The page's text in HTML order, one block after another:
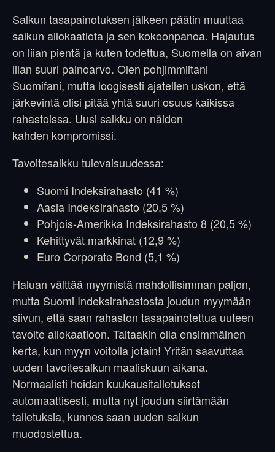
Salkun tasapainotuksen jälkeen päätin muuttaa
salkun allokaatiota ja sen kokoonpanoa. Hajautus
on liian pientä ja kuten todettua, Suomella on aivan
liian suuri painoarvo. Olen pohjimmiltani
Suomifani, mutta loogisesti ajatellen uskon, että
järkevintä olisi pitää yhtä suuri osuus kaikissa
rahastoissa. Uusi salkku on näiden
kahden kompromissi.
Tavoitesalkku tulevaisuudessa:
Suomi Indeksirahasto (41 %)
Aasia Indeksirahasto (20,5 %)
Pohjois-Amerikka Indeksirahasto 8 (20,5 %)
Kehittyvät markkinat (12,9 %)
Euro Corporate Bond (5,1 %)
Haluan välttää myymistä mahdollisimman paljon,
mutta Suomi Indeksirahastosta joudun myymään
siivun, että saan rahaston tasapainotettua uuteen
tavoite allokaatioon. Taitaakin olla ensimmäinen
kerta, kun myyn voitolla jotain! Yritän saavuttaa
uuden tavoitesalkun maaliskuun aikana.
Normaalisti hoidan kuukausitalletukset
automaattisesti, mutta nyt joudun siirtämään
talletuksia, kunnes saan uuden salkun
muodostettua.